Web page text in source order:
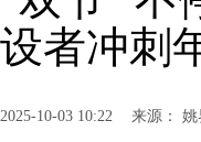
设者冲刺
2025-10-03 10:22 来源：